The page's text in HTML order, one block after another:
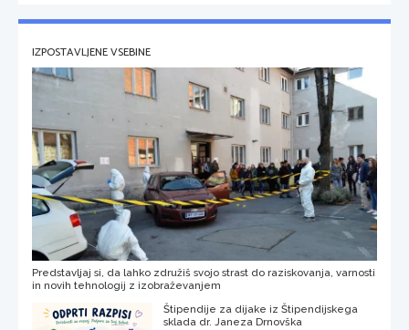
IZPOSTAVLJENE VSEBINE
Predstavljaj si, da lahko združiš svojo strast do raziskovanja, varnosti
in novih tehnologij z izobraževanjem
Štipendije za dijake iz Štipendijskega
sklada dr. Janeza Drnovška